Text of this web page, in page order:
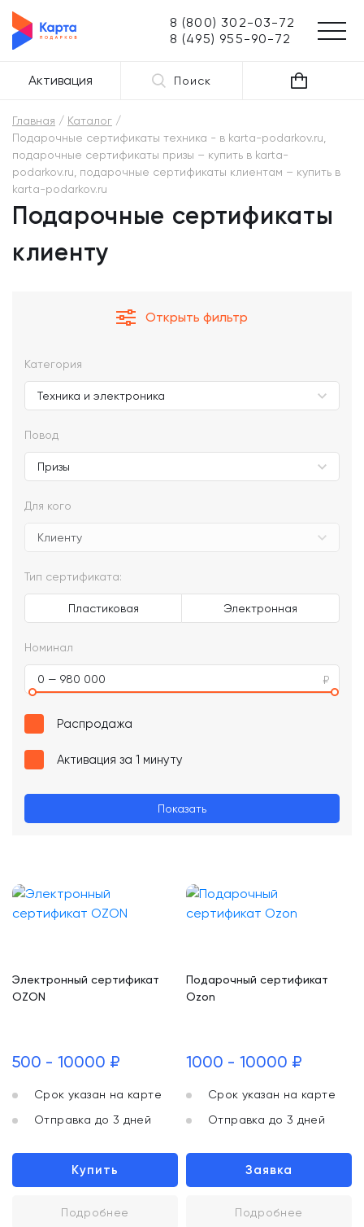
8 (800) 302-03-72
8 (495) 955-90-72
Активация Поиск
Главная
Каталог
Подарочные сертификаты техника - в karta-podarkov.ru,
подарочные сертификаты призы – купить в karta-
podarkov.ru, подарочные сертификаты клиентам – купить в
karta-podarkov.ru
Подарочные сертификаты
клиенту
Открыть фильтр
Категория
Повод
Для кого
Тип сертификата:
Пластиковая Электронная
Номинал
0 — 980 000
Распродажа
Активация за 1 минуту
Показать
Электронный сертификат
OZON
500 - 10000 ₽
Срок указан на карте
Отправка до 3 дней
Купить
Подробнее
Подарочный сертификат
Ozon
1000 - 10000 ₽
Срок указан на карте
Отправка до 3 дней
Заявка
Подробнее